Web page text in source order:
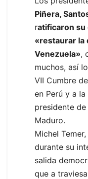
Piñera,
ratificaron su
«restaurar la
Venezuela»,
muchos, así
VII Cumbre
en Perú y a
presidente
Maduro.
Michel
durante su
salida
que a